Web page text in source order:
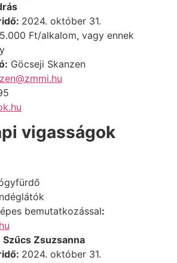
2024. október 31.
Ft/alkalom, vagy ennek
Göcseji Skanzen
vigasságok
bemutatkozással:
Szűcs Zsuzsanna
2024. október 31.